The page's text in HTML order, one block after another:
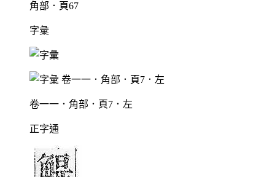
角部．頁67
字彙
卷一一．角部．頁7．左
正字通